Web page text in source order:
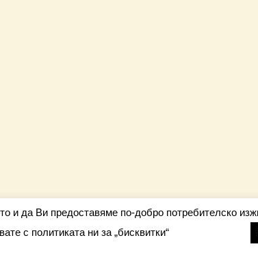
и да Ви предоставяме по-добро потребителско
с политиката ни за „бисквитки“